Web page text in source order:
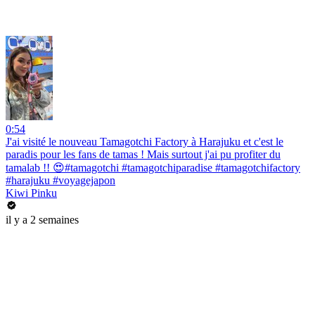
0:54
J'ai visité le nouveau Tamagotchi Factory à Harajuku et c'est le
paradis pour les fans de tamas ! Mais surtout j'ai pu profiter du
tamalab !! 😍#tamagotchi #tamagotchiparadise #tamagotchifactory
#harajuku #voyagejapon
Kiwi Pinku
il y a 2 semaines